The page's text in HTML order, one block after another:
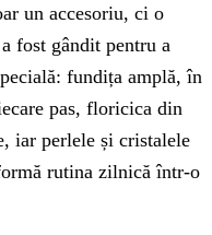
un accesoriu, ci o
fost gândit pentru a
fundița amplă, în
pas, floricica din
iar perlele și cristalele
rutina zilnică într-o